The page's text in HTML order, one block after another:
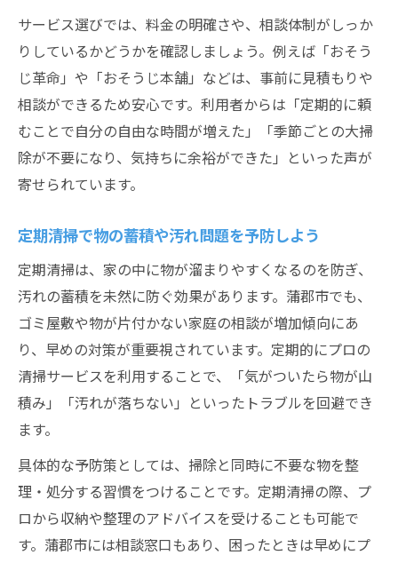
サービス選びでは、料金の明確さや、相談体制がしっか
りしているかどうかを確認しましょう。例えば「おそう
じ革命」や「おそうじ本舗」などは、事前に見積もりや
相談ができるため安心です。利用者からは「定期的に頼
むことで自分の自由な時間が増えた」「季節ごとの大掃
除が不要になり、気持ちに余裕ができた」といった声が
寄せられています。
定期清掃で物の蓄積や汚れ問題を予防しよう
定期清掃は、家の中に物が溜まりやすくなるのを防ぎ、
汚れの蓄積を未然に防ぐ効果があります。蒲郡市でも、
ゴミ屋敷や物が片付かない家庭の相談が増加傾向にあ
り、早めの対策が重要視されています。定期的にプロの
清掃サービスを利用することで、「気がついたら物が山
積み」「汚れが落ちない」といったトラブルを回避でき
ます。
具体的な予防策としては、掃除と同時に不要な物を整
理・処分する習慣をつけることです。定期清掃の際、プ
ロから収納や整理のアドバイスを受けることも可能で
す。蒲郡市には相談窓口もあり、困ったときは早めにプ